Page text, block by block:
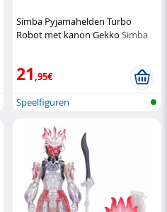
Simba Pyjamahelden Turbo
Robot met kanon GekkoSimba
21,95€
Speelfiguren